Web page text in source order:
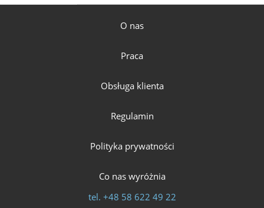
O nas
Praca
Obsługa klienta
Regulamin
Polityka prywatności
Co nas wyróżnia
tel. +48 58 622 49 22